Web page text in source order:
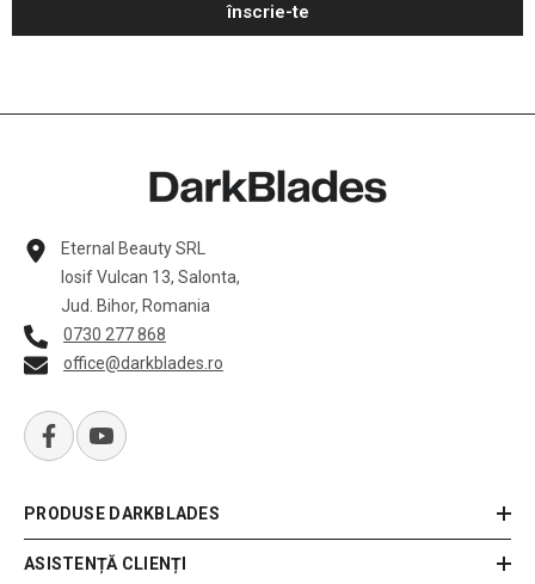
înscrie-te
Eternal Beauty SRL
Iosif Vulcan 13, Salonta,
Jud. Bihor, Romania
0730 277 868
office@darkblades.ro
PRODUSE DARKBLADES
ASISTENȚĂ CLIENȚI